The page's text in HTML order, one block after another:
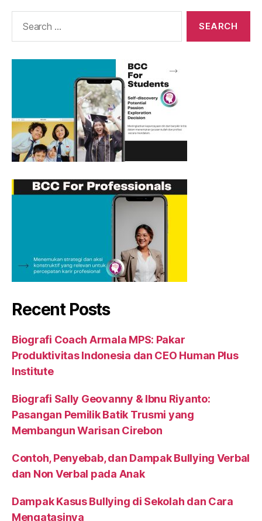
Recent Posts
Biografi Coach Armala MPS: Pakar
Produktivitas Indonesia dan CEO Human Plus
Institute
Biografi Sally Geovanny & Ibnu Riyanto:
Pasangan Pemilik Batik Trusmi yang
Membangun Warisan Cirebon
Contoh, Penyebab, dan Dampak Bullying Verbal
dan Non Verbal pada Anak
Dampak Kasus Bullying di Sekolah dan Cara
Mengatasinya